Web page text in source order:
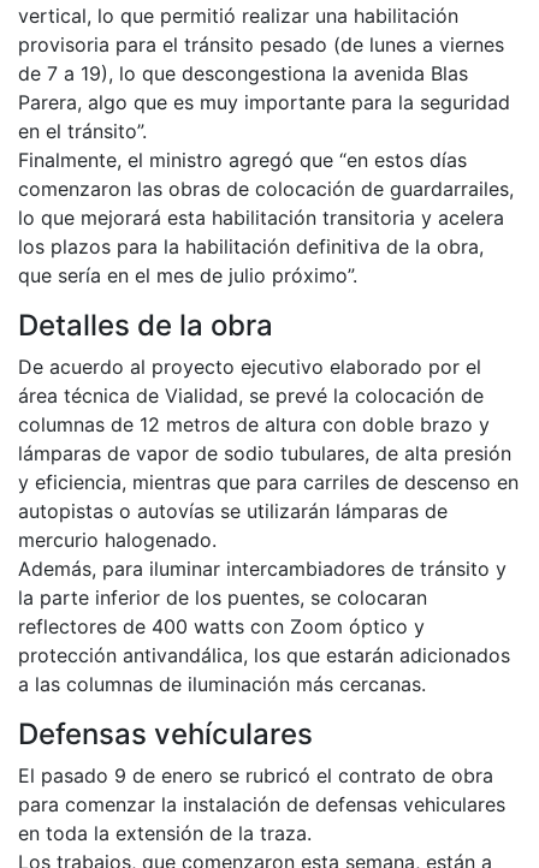
vertical, lo que permitió realizar una habilitación
provisoria para el tránsito pesado (de lunes a viernes
de 7 a 19), lo que descongestiona la avenida Blas
Parera, algo que es muy importante para la seguridad
en el tránsito”.
Finalmente, el ministro agregó que “en estos días
comenzaron las obras de colocación de guardarrailes,
lo que mejorará esta habilitación transitoria y acelera
los plazos para la habilitación definitiva de la obra,
que sería en el mes de julio próximo”.
Detalles de la obra
De acuerdo al proyecto ejecutivo elaborado por el
área técnica de Vialidad, se prevé la colocación de
columnas de 12 metros de altura con doble brazo y
lámparas de vapor de sodio tubulares, de alta presión
y eficiencia, mientras que para carriles de descenso en
autopistas o autovías se utilizarán lámparas de
mercurio halogenado.
Además, para iluminar intercambiadores de tránsito y
la parte inferior de los puentes, se colocaran
reflectores de 400 watts con Zoom óptico y
protección antivandálica, los que estarán adicionados
a las columnas de iluminación más cercanas.
Defensas vehículares
El pasado 9 de enero se rubricó el contrato de obra
para comenzar la instalación de defensas vehiculares
en toda la extensión de la traza.
Los trabajos, que comenzaron esta semana, están a